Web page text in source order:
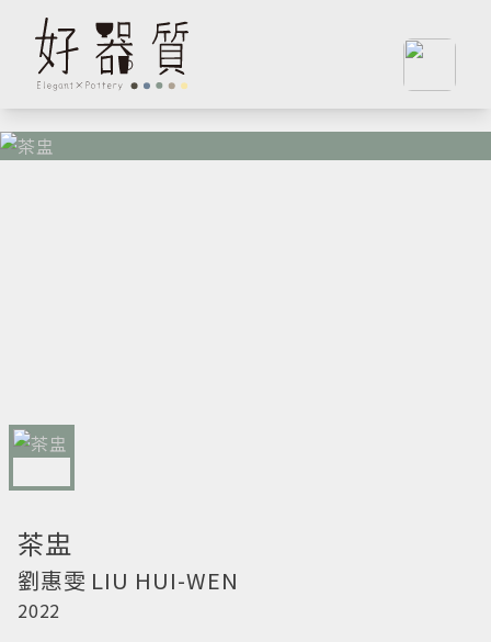
茶盅
劉惠雯 LIU HUI-WEN
2022